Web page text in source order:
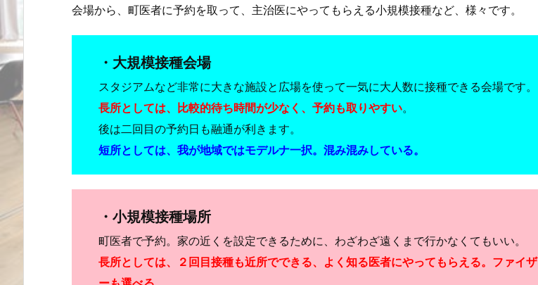
会場から、町医者に予約を取って、主治医にやってもらえる小規模接種など、様々です。
・大規模接種会場
スタジアムなど非常に大きな施設と広場を使って一気に大人数に接種できる会場です。
長所としては、比較的待ち時間が少なく、予約も取りやすい。
後は二回目の予約日も融通が利きます。
短所としては、我が地域ではモデルナ一択。混み混みしている。
・小規模接種場所
町医者で予約。家の近くを設定できるために、わざわざ遠くまで行かなくてもいい。
長所としては、２回目接種も近所でできる、よく知る医者にやってもらえる。ファイザ